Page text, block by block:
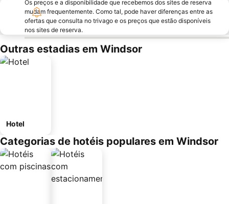
Os preços e a disponibilidade que recebemos dos sites de reserva
mudam frequentemente. Como tal, pode haver diferenças entre as
ofertas que consulta no trivago e os preços que estão disponíveis
nos sites de reserva.
Outras estadias em Windsor
Hotel
Categorias de hotéis populares em Windsor